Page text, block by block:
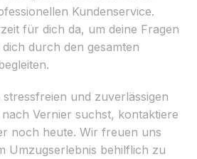
Kundenservice.
für dich da, um deine Fragen
durch den gesamten
und zuverlässigen
Vernier suchst, kontaktiere
noch heute. Wir freuen uns
Umzugserlebnis behilflich zu